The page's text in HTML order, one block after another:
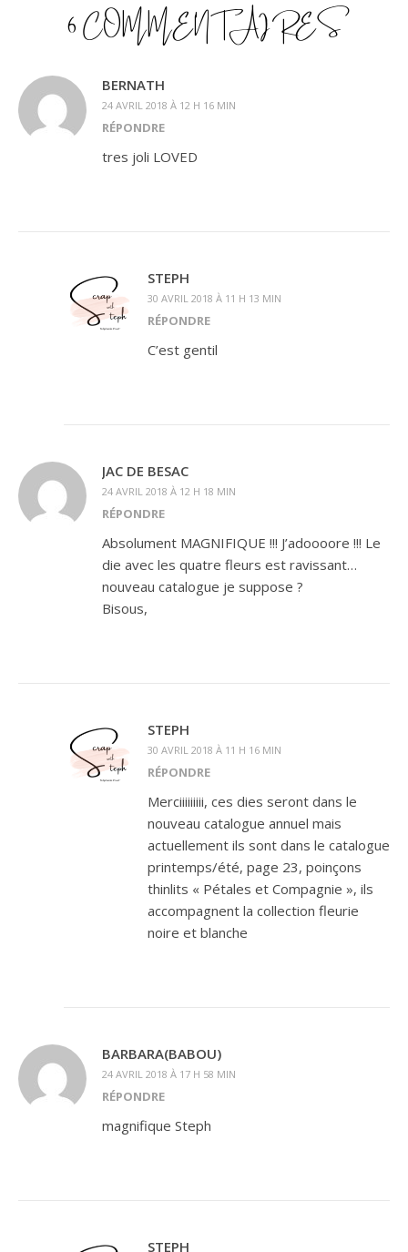
6 COMMENTAIRES
BERNATH
24 AVRIL 2018 À 12 H 16 MIN
RÉPONDRE
tres joli LOVED
STEPH
30 AVRIL 2018 À 11 H 13 MIN
RÉPONDRE
C’est gentil
JAC DE BESAC
24 AVRIL 2018 À 12 H 18 MIN
RÉPONDRE
Absolument MAGNIFIQUE !!! J’adoooore !!! Le
die avec les quatre fleurs est ravissant…
nouveau catalogue je suppose ?
Bisous,
STEPH
30 AVRIL 2018 À 11 H 16 MIN
RÉPONDRE
Merciiiiiiiii, ces dies seront dans le
nouveau catalogue annuel mais
actuellement ils sont dans le catalogue
printemps/été, page 23, poinçons
thinlits « Pétales et Compagnie », ils
accompagnent la collection fleurie
noire et blanche
BARBARA(BABOU)
24 AVRIL 2018 À 17 H 58 MIN
RÉPONDRE
magnifique Steph
STEPH